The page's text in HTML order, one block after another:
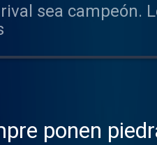
sea campeón.
ponen